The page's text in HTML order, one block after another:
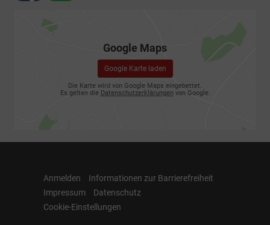
Google Maps
Google Karte laden
Die Karte wird von Google Maps eingebettet.
Es gelten die Datenschutzerklärungen von Google.
Anmelden
Informationen zur Barrierefreiheit
Impressum
Datenschutz
Cookie-Einstellungen